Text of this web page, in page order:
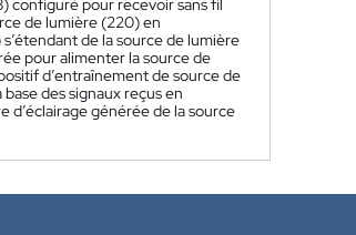
configuré pour recevoir sans fil
de lumière (220) en
de la source de lumière
pour alimenter la source de
d’entraînement de source de
des signaux reçus en
générée de la source